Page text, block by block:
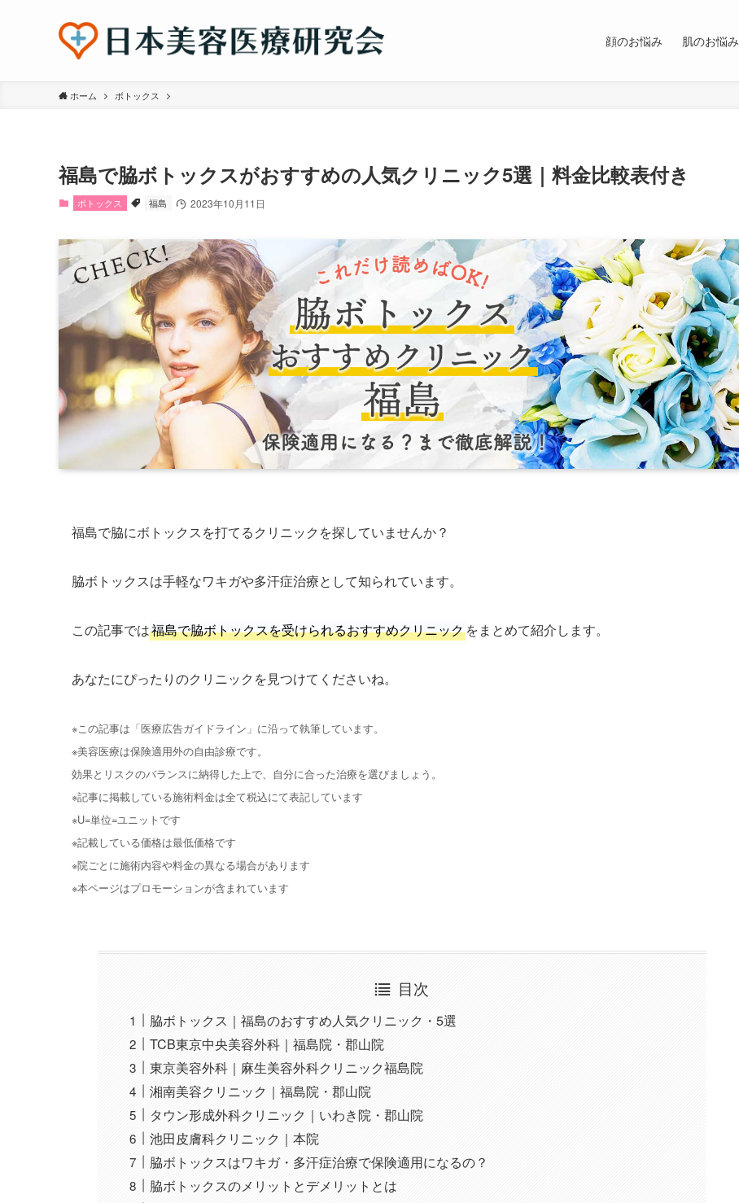
顔のお悩み 肌のお悩み
ホーム ボトックス
福島で脇ボトックスがおすすめの人気クリニック5選｜料金比較表付き
ボトックス 福島 2023年10月11日
福島で脇にボトックスを打てるクリニックを探していませんか？
脇ボトックスは手軽なワキガや多汗症治療として知られています。
この記事では福島で脇ボトックスを受けられるおすすめクリニックをまとめて紹介します。
あなたにぴったりのクリニックを見つけてくださいね。
※この記事は「医療広告ガイドライン」に沿って執筆しています。
※美容医療は保険適用外の自由診療です。
効果とリスクのバランスに納得した上で、自分に合った治療を選びましょう。
※記事に掲載している施術料金は全て税込にて表記しています
※U=単位=ユニットです
※記載している価格は最低価格です
※院ごとに施術内容や料金の異なる場合があります
※本ページはプロモーションが含まれています
目次
脇ボトックス｜福島のおすすめ人気クリニック・5選
TCB東京中央美容外科｜福島院・郡山院
東京美容外科｜麻生美容外科クリニック福島院
湘南美容クリニック｜福島院・郡山院
タウン形成外科クリニック｜いわき院・郡山院
池田皮膚科クリニック｜本院
脇ボトックスはワキガ・多汗症治療で保険適用になるの？
脇ボトックスのメリットとデメリットとは